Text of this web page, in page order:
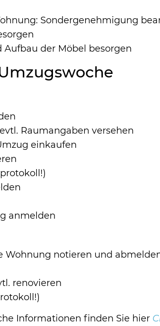
Sondergenehmigung
der Möbel besorgen
Raumangaben versehen
einkaufen
anmelden
Wohnung notieren und
renovieren
Informationen finden Sie hier